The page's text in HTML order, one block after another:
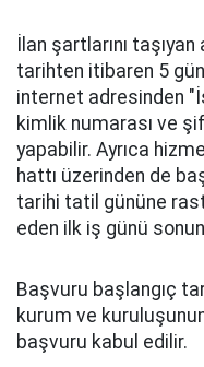
İlan şartlarını taşıyan
tarihten itibaren 5
internet adresinden
kimlik numarası ve
yapabilir. Ayrıca
hattı üzerinden de
tarihi tatil gününe
eden ilk iş günü
Başvuru başlangıç
kurum ve
başvuru kabul edilir.